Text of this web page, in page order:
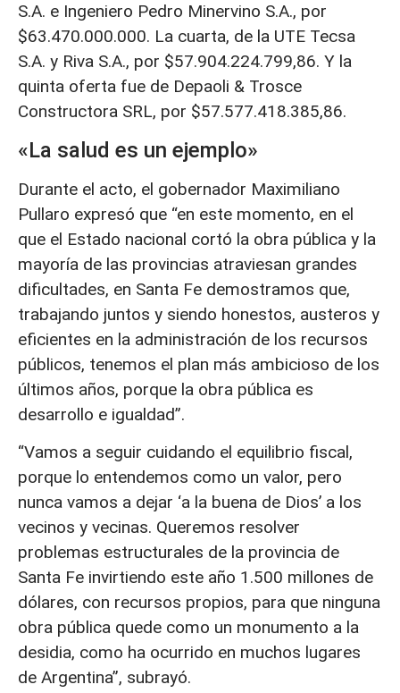
S.A. e Ingeniero Pedro Minervino S.A., por
$63.470.000.000. La cuarta, de la UTE Tecsa
S.A. y Riva S.A., por $57.904.224.799,86. Y la
quinta oferta fue de Depaoli & Trosce
Constructora SRL, por $57.577.418.385,86.
«La salud es un ejemplo»
Durante el acto, el gobernador Maximiliano
Pullaro expresó que “en este momento, en el
que el Estado nacional cortó la obra pública y la
mayoría de las provincias atraviesan grandes
dificultades, en Santa Fe demostramos que,
trabajando juntos y siendo honestos, austeros y
eficientes en la administración de los recursos
públicos, tenemos el plan más ambicioso de los
últimos años, porque la obra pública es
desarrollo e igualdad”.
“Vamos a seguir cuidando el equilibrio fiscal,
porque lo entendemos como un valor, pero
nunca vamos a dejar ‘a la buena de Dios’ a los
vecinos y vecinas. Queremos resolver
problemas estructurales de la provincia de
Santa Fe invirtiendo este año 1.500 millones de
dólares, con recursos propios, para que ninguna
obra pública quede como un monumento a la
desidia, como ha ocurrido en muchos lugares
de Argentina”, subrayó.